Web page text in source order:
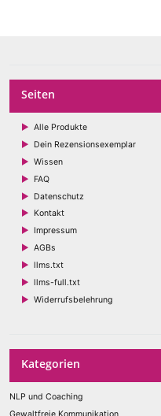
Seiten
Alle Produkte
Dein Rezensionsexemplar
Wissen
FAQ
Datenschutz
Kontakt
Impressum
AGBs
llms.txt
llms-full.txt
Widerrufsbelehrung
Kategorien
NLP und Coaching